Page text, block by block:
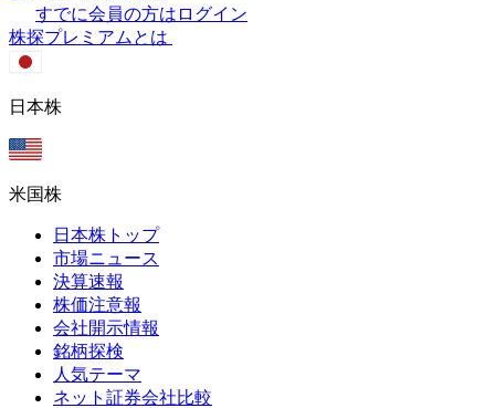
すでに会員の方はログイン
株探プレミアムとは
日本株
米国株
日本株トップ
市場ニュース
決算速報
株価注意報
会社開示情報
銘柄探検
人気テーマ
ネット証券会社比較